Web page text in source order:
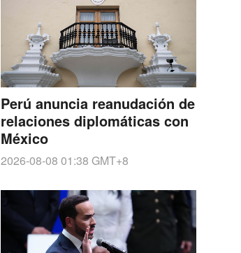
Perú anuncia reanudación de
relaciones diplomáticas con
México
2026-08-08 01:38 GMT+8